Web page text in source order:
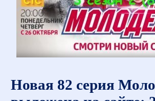
Новая 82 серия